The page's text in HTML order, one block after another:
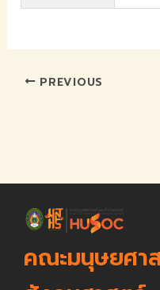
PREVIOUS
คณะมนุษยศา